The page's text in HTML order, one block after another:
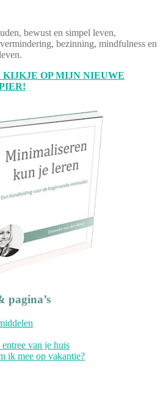
bewust en simpel leven,
bezinning, mindfulness en
KIJKJE OP MIJN NIEUWE
pagina’s
van je huis
ik mee op vakantie?